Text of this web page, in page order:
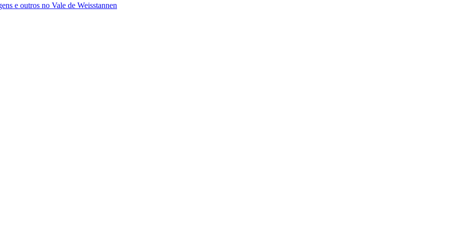
e outros no Vale de Weisstannen